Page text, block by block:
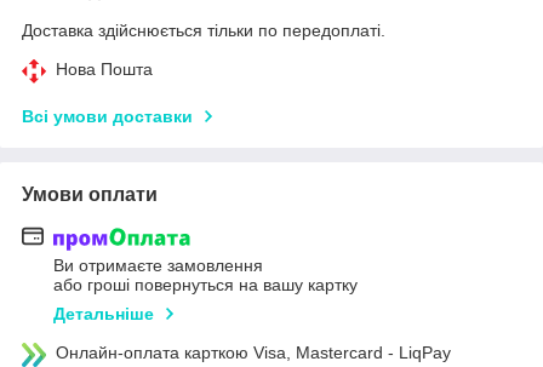
Доставка здійснюється тільки по передоплаті.
Нова Пошта
Всі умови доставки
Умови оплати
Ви отримаєте замовлення
або гроші повернуться на вашу картку
Детальніше
Онлайн-оплата карткою Visa, Mastercard - LiqPay